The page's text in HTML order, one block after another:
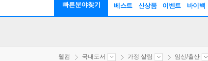
빠른분야찾기 베스트 신상품 이벤트 바이백
웰컴 국내도서 가정 살림 임신/출산